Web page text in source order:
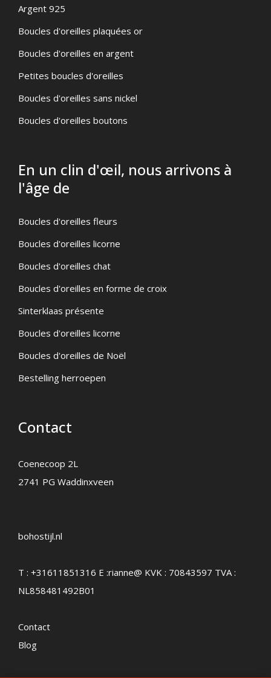
Argent 925
Boucles d'oreilles plaquées or
Boucles d'oreilles en argent
Petites boucles d'oreilles
Boucles d'oreilles sans nickel
Boucles d'oreilles boutons
En un clin d'œil, nous arrivons à
l'âge de
Boucles d'oreilles fleurs
Boucles d'oreilles licorne
Boucles d'oreilles chat
Boucles d'oreilles en forme de croix
Sinterklaas présente
Boucles d'oreilles licorne
Boucles d'oreilles de Noël
Bestelling herroepen
Contact
Coenecoop 2L
2741 PG Waddinxveen
bohostijl.nl
T : +31611851316 E :rianne@ KVK : 70843597 TVA :
NL858481492B01
Contact
Blog